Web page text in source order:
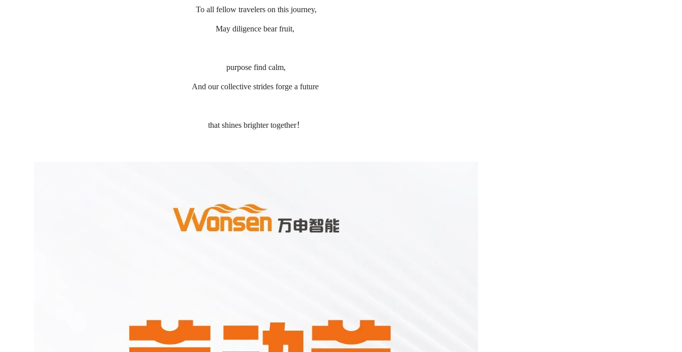
To all fellow travelers on this journey,
May diligence bear fruit,
purpose find calm,
And our collective strides forge a future
that shines brighter together！